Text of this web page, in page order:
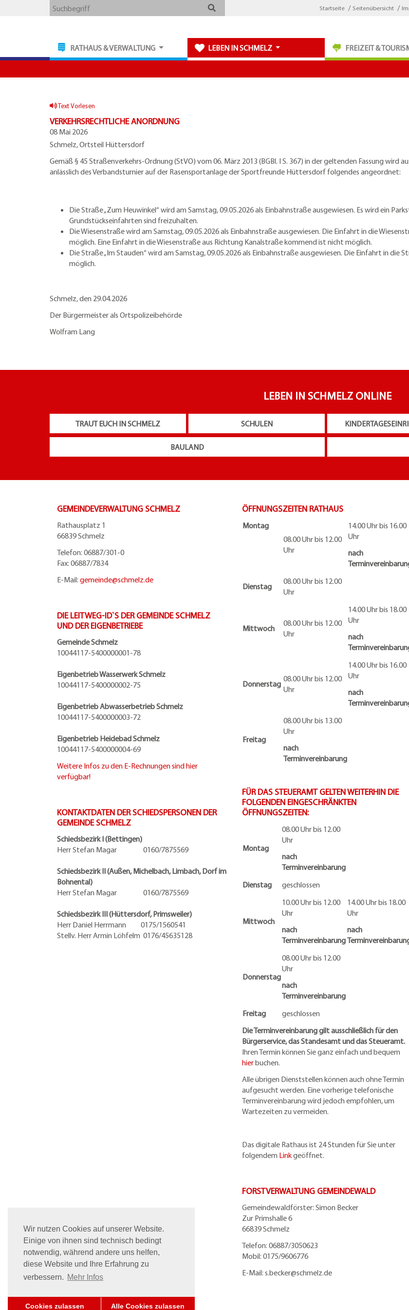
Wir nutzen Cookies auf unserer Website.
Einige von ihnen sind technisch bedingt
notwendig, während andere uns helfen,
diese Website und Ihre Erfahrung zu
verbessern. Mehr Infos
Cookies zulassen Alle Cookies zulassen
Webseite
Suchbegriff Startseite Seitenübersicht
RATHAUS & VERWALTUNG LEBEN IN SCHMELZ FREIZEIT &
Text Vorlesen
VERKEHRSRECHTLICHE ANORDNUNG
08 Mai 2026
Schmelz, Ortsteil Hüttersdorf
Gemäß § 45 Straßenverkehrs-Ordnung (StVO) vom 06. März 2013 (BGBl. I S. 367) in der geltenden Fassung wird
anlässlich des Verbandsturnier auf der Rasensportanlage der Sportfreunde Hüttersdorf folgendes angeordnet:
Die Straße „Zum Heuwinkel“ wird am Samstag, 09.05.2026 als Einbahnstraße ausgewiesen. Es wird ein
Grundstückseinfahrten sind freizuhalten.
Die Wiesenstraße wird am Samstag, 09.05.2026 als Einbahnstraße ausgewiesen. Die Einfahrt in die
möglich. Eine Einfahrt in die Wiesenstraße aus Richtung Kanalstraße kommend ist nicht möglich.
Die Straße „Im Stauden“ wird am Samstag, 09.05.2026 als Einbahnstraße ausgewiesen. Die Einfahrt in die
möglich.
Schmelz, den 29.04.2026
Der Bürgermeister als Ortspolizeibehörde
Wolfram Lang
LEBEN IN SCHMELZ ONLINE
TRAUT EUCH IN SCHMELZ SCHULEN
BAULAND
GEMEINDEVERWALTUNG SCHMELZ
Rathausplatz 1
66839 Schmelz
Telefon: 06887/301-0
Fax: 06887/7834
E-Mail: gemeinde@schmelz.de
DIE LEITWEG-ID`S DER GEMEINDE SCHMELZ
UND DER EIGENBETRIEBE
Gemeinde Schmelz
10044117-5400000001-78
Eigenbetrieb Wasserwerk Schmelz
10044117-5400000002-75
Eigenbetrieb Abwasserbetrieb Schmelz
10044117-5400000003-72
Eigenbetrieb Heidebad Schmelz
10044117-5400000004-69
Weitere Infos zu den E-Rechnungen sind hier
verfügbar!
KONTAKTDATEN DER SCHIEDSPERSONEN DER
GEMEINDE SCHMELZ
Schiedsbezirk I (Bettingen)
Herr Stefan Magar 0160/7875569
Schiedsbezirk II (Außen, Michelbach, Limbach, Dorf im
Bohnental)
Herr Stefan Magar 0160/7875569
Schiedsbezirk III (Hüttersdorf, Primsweiler)
Herr Daniel Herrmann 0175/1560541
Stellv. Herr Armin Löhfelm 0176/45635128
ÖFFNUNGSZEITEN RATHAUS
Montag
08.00 Uhr bis 12.00
Uhr
14.00 Uhr bis 16.00
Uhr
nach
Dienstag
08.00 Uhr bis 12.00
Uhr
Mittwoch
08.00 Uhr bis 12.00
Uhr
14.00 Uhr bis 18.00
Uhr
nach
Donnerstag
08.00 Uhr bis 12.00
Uhr
14.00 Uhr bis 16.00
Uhr
nach
Freitag
08.00 Uhr bis 13.00
Uhr
nach
Terminvereinbarung
FÜR DAS STEUERAMT GELTEN WEITERHIN DIE
FOLGENDEN EINGESCHRÄNKTEN
ÖFFNUNGSZEITEN:
Montag
08.00 Uhr bis 12.00
Uhr
nach
Terminvereinbarung
Dienstag
geschlossen
Mittwoch
10.00 Uhr bis 12.00
Uhr
nach
Terminvereinbarung
14.00 Uhr bis 18.00
Uhr
nach
Donnerstag
08.00 Uhr bis 12.00
Uhr
nach
Terminvereinbarung
Freitag
geschlossen
Die Terminvereinbarung gilt ausschließlich für den
Bürgerservice, das Standesamt und das Steueramt.
Ihren Termin können Sie ganz einfach und bequem
hierbuchen.
Alle übrigen Dienststellen können auch ohne Termin
aufgesucht werden. Eine vorherige telefonische
Terminvereinbarung wird jedoch empfohlen, um
Wartezeiten zu vermeiden.
Das digitale Rathaus ist 24 Stunden für Sie unter
folgendem Linkgeöffnet.
FORSTVERWALTUNG GEMEINDEWALD
Gemeindewaldförster: Simon Becker
Zur Primshalle 6
66839 Schmelz
Telefon: 06887/3050623
Mobil: 0175/9606776
E-Mail: s.becker@schmelz.de